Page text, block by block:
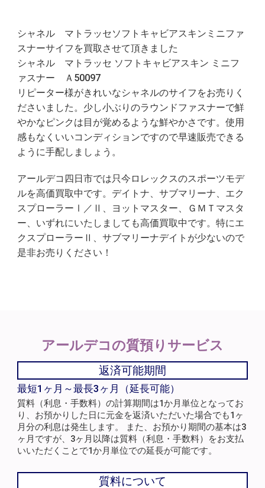
シャネル マトラッセソフトキャビアスキンミニファ
スナーサイフを買取させて頂きました
シャネル マトラッセ ソフトキャビアスキン ミニフ
ァスナー Ａ50097
リピーター様がきれいなシャネルのサイフをお売りく
ださいました。少し小ぶりのラウンドファスナーで鮮
やかなピンクは目が覚めるような鮮やかさです。使用
感もなくいいコンディションですので早速販売できる
ように手配しましょう。
アールデコ四日市では只今ロレックスのスポーツモデ
ルを高価買取中です。デイトナ、サブマリーナ、エク
スプローラーⅠ／Ⅱ、ヨットマスター、ＧＭＴマスタ
ー、いずれにいたしましても高価買取中です。特にエ
クスプローラーⅡ、サブマリーナデイトが少ないので
是非お売りください！
アールデコの質預りサービス
返済可能期間
最短1ヶ月～最長3ヶ月（延長可能）
質料（利息・手数料）の計算期間は1か月単位となってお
り、お預かりした日に元金を返済いただいた場合でも1ヶ
月分の利息は発生します。 また、お預かり期間の基本は3
ヶ月ですが、3ヶ月以降は質料（利息・手数料）をお支払
いいただくことで1か月単位での延長が可能です。
質料について